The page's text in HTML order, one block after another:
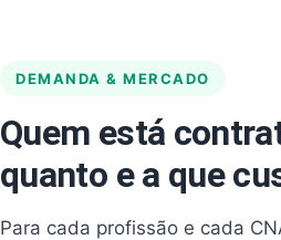
DEMANDA & MERCADO
Quem está
quanto e a que
Para cada profissão e cada